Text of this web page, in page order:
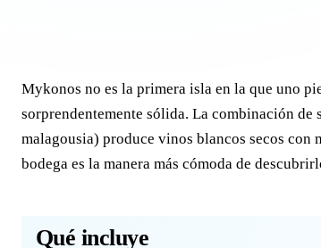
Mykonos no es la primera isla en la que uno
sorprendentemente sólida. La combinación
malagousia) produce vinos blancos secos
bodega es la manera más cómoda de
Qué incluye